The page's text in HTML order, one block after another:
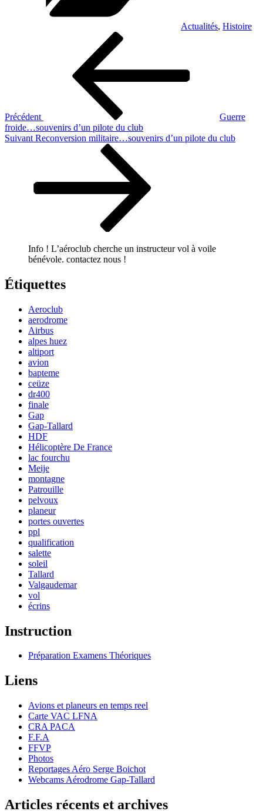
Actualités, Histoire
Précédent
Guerre
froide…souvenirs d’un pilote du club
Article
Suivant Reconversion militaire…souvenirs d’un pilote du club
Info ! L’aéroclub cherche un instructeur vol à voile
bénévole. contactez nous !
Étiquettes
Aeroclub
aerodrome
Airbus
alpes huez
altiport
avion
bapteme
ceüze
dr400
finale
Gap
Gap-Tallard
HDF
Hélicoptère De France
lac fourchu
Meije
montagne
Patrouille
pelvoux
planeur
portes ouvertes
ppl
qualification
salette
soleil
Tallard
Valgaudemar
vol
écrins
Instruction
Préparation Examens Théoriques
Liens
Avions et planeurs en temps reel
Carte VAC LFNA
CRA PACA
F.F.A
FFVP
Photos
Reportages Aéro Serge Boichot
Webcams Aérodrome Gap-Tallard
Articles récents et archives